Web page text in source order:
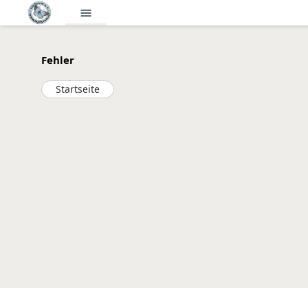
menu
Fehler
Startseite